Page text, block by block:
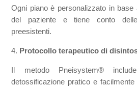
Ogni piano è personalizzato in base
del paziente e tiene conto
preesistenti.
4. Protocollo terapeutico di
Il metodo Pneisystem®
detossificazione pratico e